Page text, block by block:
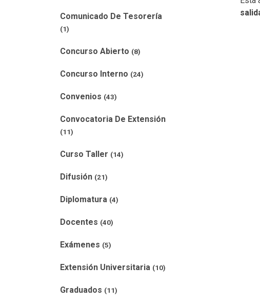
Comunicado De Tesorería
(1)
Concurso Abierto (8)
Concurso Interno (24)
Convenios (43)
Convocatoria De Extensión
(11)
Curso Taller (14)
Difusión (21)
Diplomatura (4)
Docentes (40)
Exámenes (5)
Extensión Universitaria (10)
Graduados (11)